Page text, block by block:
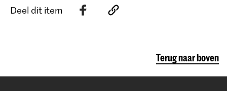
Deel dit item
Terug naar boven